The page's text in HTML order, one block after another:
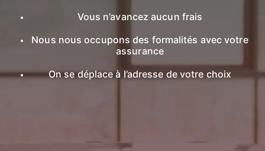
Vous n’avancez aucun frais
Nous nous occupons des formalités avec votre
assurance
On se déplace à l’adresse de votre choix